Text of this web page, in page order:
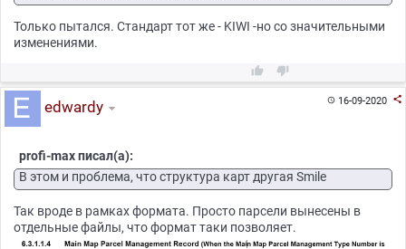
Только пытался. Стандарт тот же - KIWI -но со значительными
изменениями.
 
16-09-2020 
edwardy
profi-max писал(а):
В этом и проблема, что структура карт другая Smile
Так вроде в рамках формата. Просто парсели вынесены в
отдельные файлы, что формат таки позволяет.